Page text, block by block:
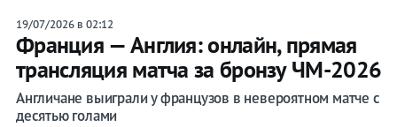
19/07/2026 в 02:12
Франция — Англия: онлайн, прямая
трансляция матча за бронзу ЧМ-2026
Англичане выиграли у французов в невероятном матче с
десятью голами